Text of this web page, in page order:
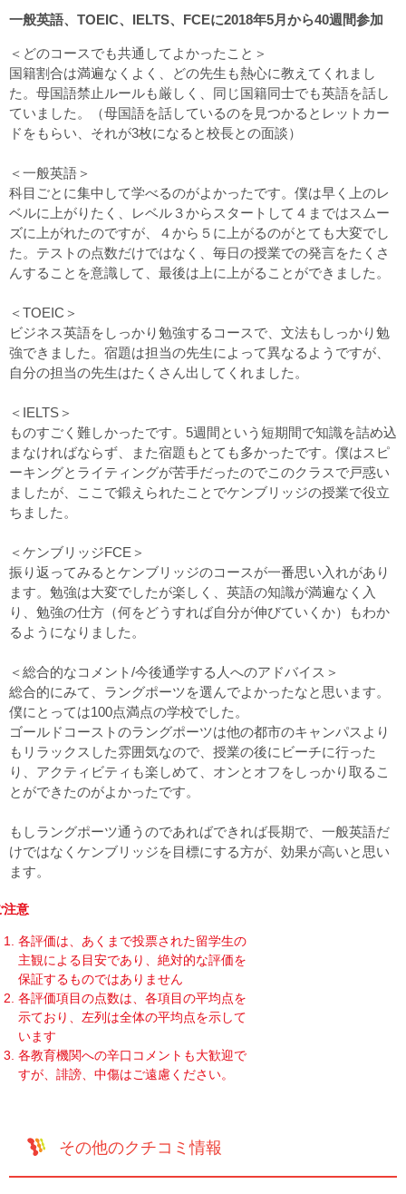
一般英語、TOEIC、IELTS、FCEに2018年5月から40週間参加
＜どのコースでも共通してよかったこと＞
国籍割合は満遍なくよく、どの先生も熱心に教えてくれまし
た。母国語禁止ルールも厳しく、同じ国籍同士でも英語を話し
ていました。（母国語を話しているのを見つかるとレットカー
ドをもらい、それが3枚になると校長との面談）
＜一般英語＞
科目ごとに集中して学べるのがよかったです。僕は早く上のレ
ベルに上がりたく、レベル３からスタートして４まではスムー
ズに上がれたのですが、４から５に上がるのがとても大変でし
た。テストの点数だけではなく、毎日の授業での発言をたくさ
んすることを意識して、最後は上に上がることができました。
＜TOEIC＞
ビジネス英語をしっかり勉強するコースで、文法もしっかり勉
強できました。宿題は担当の先生によって異なるようですが、
自分の担当の先生はたくさん出してくれました。
＜IELTS＞
ものすごく難しかったです。5週間という短期間で知識を詰め込
まなければならず、また宿題もとても多かったです。僕はスピ
ーキングとライティングが苦手だったのでこのクラスで戸惑い
ましたが、ここで鍛えられたことでケンブリッジの授業で役立
ちました。
＜ケンブリッジFCE＞
振り返ってみるとケンブリッジのコースが一番思い入れがあり
ます。勉強は大変でしたが楽しく、英語の知識が満遍なく入
り、勉強の仕方（何をどうすれば自分が伸びていくか）もわか
るようになりました。
＜総合的なコメント/今後通学する人へのアドバイス＞
総合的にみて、ラングポーツを選んでよかったなと思います。
僕にとっては100点満点の学校でした。
ゴールドコーストのラングポーツは他の都市のキャンパスより
もリラックスした雰囲気なので、授業の後にビーチに行った
り、アクティビティも楽しめて、オンとオフをしっかり取るこ
とができたのがよかったです。
もしラングポーツ通うのであればできれば長期で、一般英語だ
けではなくケンブリッジを目標にする方が、効果が高いと思い
ます。
注意
各評価は、あくまで投票された留学生の
主観による目安であり、絶対的な評価を
保証するものではありません
各評価項目の点数は、各項目の平均点を
示ており、左列は全体の平均点を示して
います
各教育機関への辛口コメントも大歓迎で
すが、誹謗、中傷はご遠慮ください。
その他のクチコミ情報